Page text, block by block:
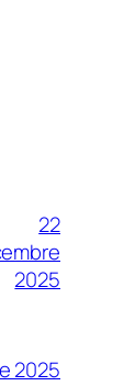
22
2025
2025